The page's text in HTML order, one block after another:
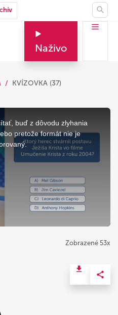
Naživo
KVÍZOVKA (37)
buď z dôvodu zlyhania
pretože formát nie je
Zobrazené 53x